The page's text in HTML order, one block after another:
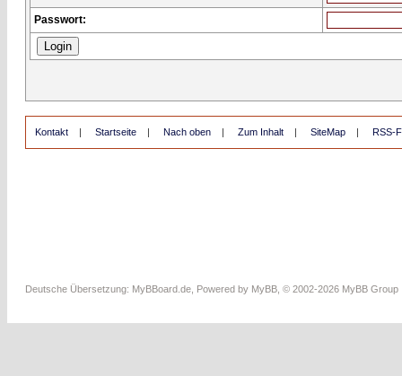
Passwort:
Kontakt | Startseite | Nach oben | Zum Inhalt | SiteMap | RSS-
Deutsche Übersetzung: MyBBoard.de , Powered by MyBB , © 2002-2026 MyBB Group